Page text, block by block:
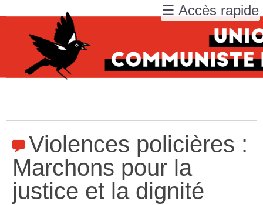
Violences policières :
Marchons pour la
justice et la dignité
☰ Accès rapide